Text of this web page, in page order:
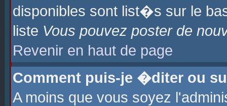
disponibles sont list�s sur le
liste Vous pouvez poster de
Revenir en haut de page
Comment puis-je �diter ou
A moins que vous soyez